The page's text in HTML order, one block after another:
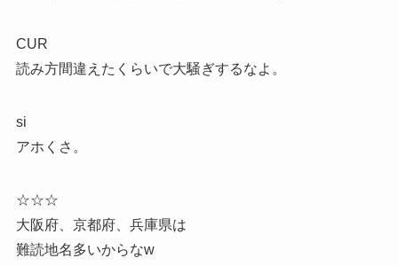
CUR
読み方間違えたくらいで大騒ぎするなよ。
si
アホくさ。
☆☆☆
大阪府、京都府、兵庫県は
難読地名多いからなw